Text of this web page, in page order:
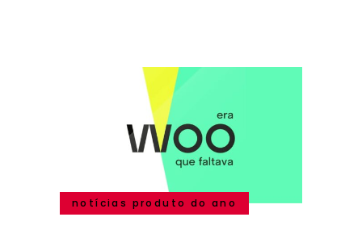
notícias produto do ano